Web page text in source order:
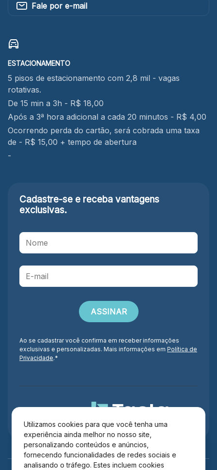
Utilizamos cookies para que você tenha uma
experiência ainda melhor no nosso site,
personalizando conteúdos e anúncios,
fornecendo funcionalidades de redes sociais e
analisando o tráfego. Estes incluem cookies
Fale por e-mail
ESTACIONAMENTO
5 pisos de estacionamento com 2,8 mil - vagas
rotativas.
De 15 min a 3h - R$ 18,00
Após a 3ª hora adicional a cada 20 minutos - R$ 4,00
Ocorrendo perda do cartão, será cobrada uma taxa
de - R$ 15,00 + tempo de abertura
-
Cadastre-se e receba vantagens
exclusivas.
Ao se cadastrar você confirma em receber informações
exclusivas e personalizadas. Mais informações em Política de
Privacidade.*